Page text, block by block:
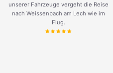
unserer Fahrzeuge vergeht die Reise
nach Weissenbach am Lech wie im
Flug.